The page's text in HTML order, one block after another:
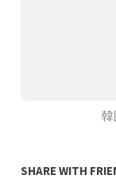
韓
SHARE WITH